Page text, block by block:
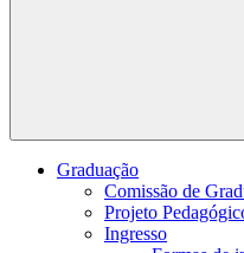
Buscar
Graduação
Comissão de
Projeto
Ingresso